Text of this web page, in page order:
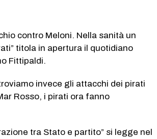
contro Meloni. Nella sanità un
titola in apertura il quotidiano
Fittipaldi.
invece gli attacchi dei pirati
Rosso, i pirati ora fanno
tra Stato e partito” si legge nel